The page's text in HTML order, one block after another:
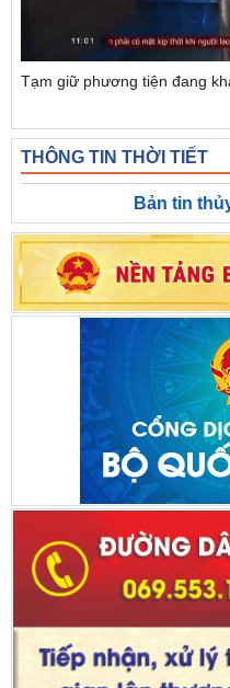
Tạm giữ phương tiện đang
THÔNG TIN THỜI TIẾT
Bản tin